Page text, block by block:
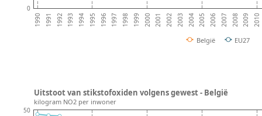
1990 1991 1992 1993 1994 1995 1996 1997 1998 1999 2000 2001 2002 2003 2004 2005 2006 2007 2008 2009 2010
0
België EU27
50
Uitstoot van stikstofoxiden volgens gewest - België
kilogram NO2 per inwoner